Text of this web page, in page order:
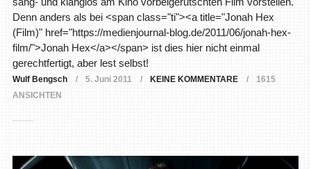
Denn anders als bei <span class="ti"><a title="Jonah Hex
(Film)" href="https://medienjournal-blog.de/2011/06/jonah-hex-
film/">Jonah Hex</a></span> ist dies hier nicht einmal
gerechtfertigt, aber lest selbst!
Wulf Bengsch 5. Juni 2011 KEINE KOMMENTARE
1615
ANSICHTEN